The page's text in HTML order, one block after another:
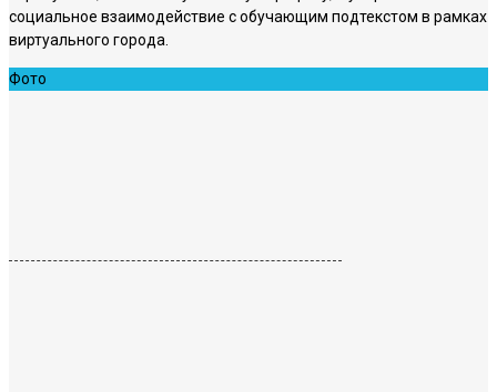
социальное взаимодействие с обучающим подтекстом в рамках
виртуального города.
Фото